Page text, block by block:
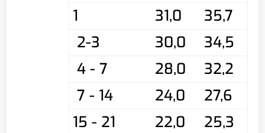
1
31,0
35,7
2-3
30,0
34,5
4 - 7
28,0
32,2
7 - 14
24,0
27,6
15 - 21
22,0
25,3